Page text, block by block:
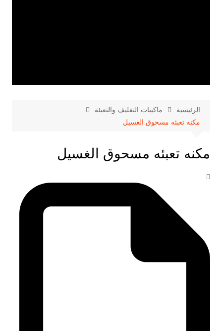
الرئيسية
ماكينات التغليف والتعبئة
مكنه تعبئه مسحوق الغسيل
مكنه تعبئه مسحوق الغسيل